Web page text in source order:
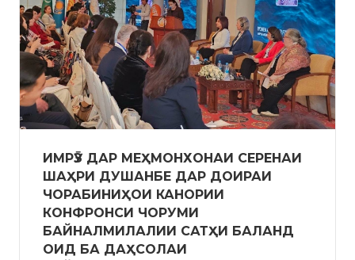
ИМРӮЗ ДАР МЕҲМОНХОНАИ СЕРЕНАИ
ШАҲРИ ДУШАНБЕ ДАР ДОИРАИ
ЧОРАБИНИҲОИ КАНОРИИ
КОНФРОНСИ ЧОРУМИ
БАЙНАЛМИЛАЛИИ САТҲИ БАЛАНД
ОИД БА ДАҲСОЛАИ